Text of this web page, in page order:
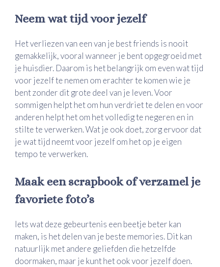
Neem wat tijd voor jezelf
Het verliezen van een van je best friends is nooit
gemakkelijk, vooral wanneer je bent opgegroeid met
je huisdier. Daarom is het belangrijk om even wat tijd
voor jezelf te nemen om erachter te komen wie je
bent zonder dit grote deel van je leven. Voor
sommigen helpt het om hun verdriet te delen en voor
anderen helpt het om het volledig te negeren en in
stilte te verwerken. Wat je ook doet, zorg ervoor dat
je wat tijd neemt voor jezelf om het op je eigen
tempo te verwerken.
Maak een scrapbook of verzamel je
favoriete foto’s
Iets wat deze gebeurtenis een beetje beter kan
maken, is het delen van je beste memories. Dit kan
natuurlijk met andere geliefden die hetzelfde
doormaken, maar je kunt het ook voor jezelf doen.